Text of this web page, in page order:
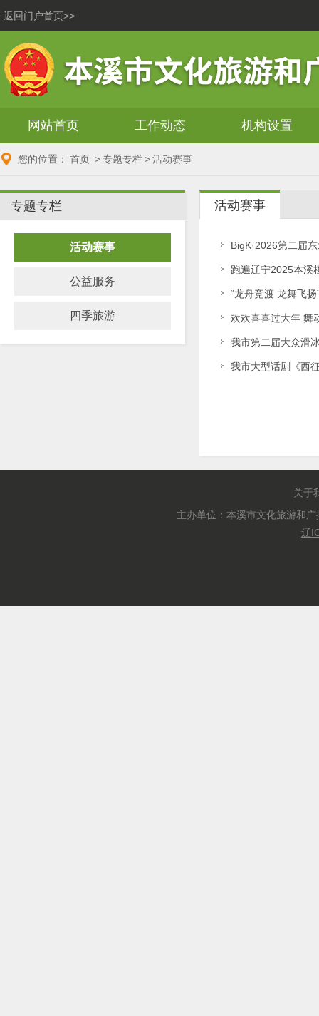
返回门户首页>>
网站首页 工作动态 机构设置
您的位置： 首页 >专题专栏 >活动赛事
专题专栏
活动赛事
公益服务
四季旅游
活动赛事
BigK·2026第二届
跑遍辽宁2025本溪
“龙舟竞渡 龙舞飞
欢欢喜喜过大年 舞
我市第二届大众滑
我市大型话剧《西
关于
主办单位：本溪市文化旅游和
辽